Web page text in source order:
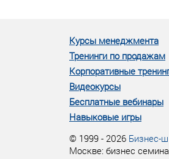
Курсы менеджмента
Тренинги по продажам
Корпоративные
Видеокурсы
Бесплатные вебинары
Навыковые игры
© 1999 - 2026 Бизнес-
Москве: бизнес